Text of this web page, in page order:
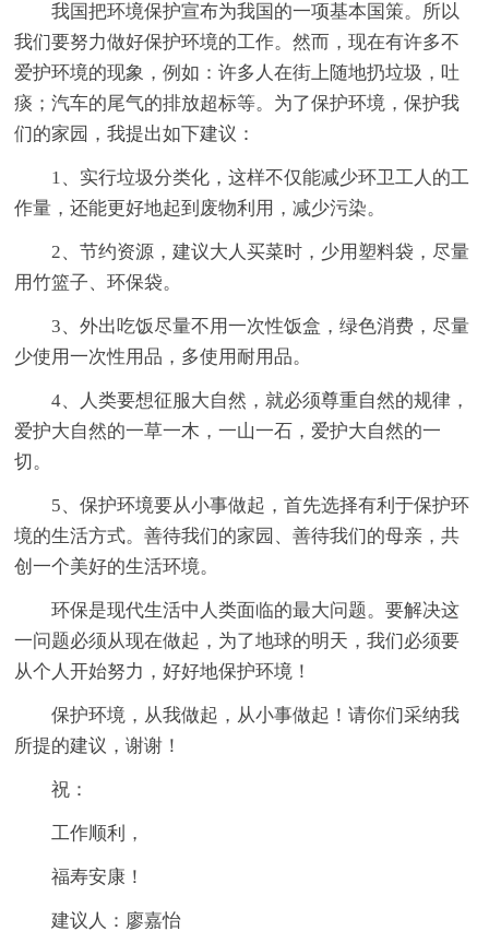
我国把环境保护宣布为我国的一项基本国策。所以
我们要努力做好保护环境的工作。然而，现在有许多不
爱护环境的现象，例如：许多人在街上随地扔垃圾，吐
痰；汽车的尾气的排放超标等。为了保护环境，保护我
们的家园，我提出如下建议：
1、实行垃圾分类化，这样不仅能减少环卫工人的工
作量，还能更好地起到废物利用，减少污染。
2、节约资源，建议大人买菜时，少用塑料袋，尽量
用竹篮子、环保袋。
3、外出吃饭尽量不用一次性饭盒，绿色消费，尽量
少使用一次性用品，多使用耐用品。
4、人类要想征服大自然，就必须尊重自然的规律，
爱护大自然的一草一木，一山一石，爱护大自然的一
切。
5、保护环境要从小事做起，首先选择有利于保护环
境的生活方式。善待我们的家园、善待我们的母亲，共
创一个美好的生活环境。
环保是现代生活中人类面临的最大问题。要解决这
一问题必须从现在做起，为了地球的明天，我们必须要
从个人开始努力，好好地保护环境！
保护环境，从我做起，从小事做起！请你们采纳我
所提的建议，谢谢！
祝：
工作顺利，
福寿安康！
建议人：廖嘉怡